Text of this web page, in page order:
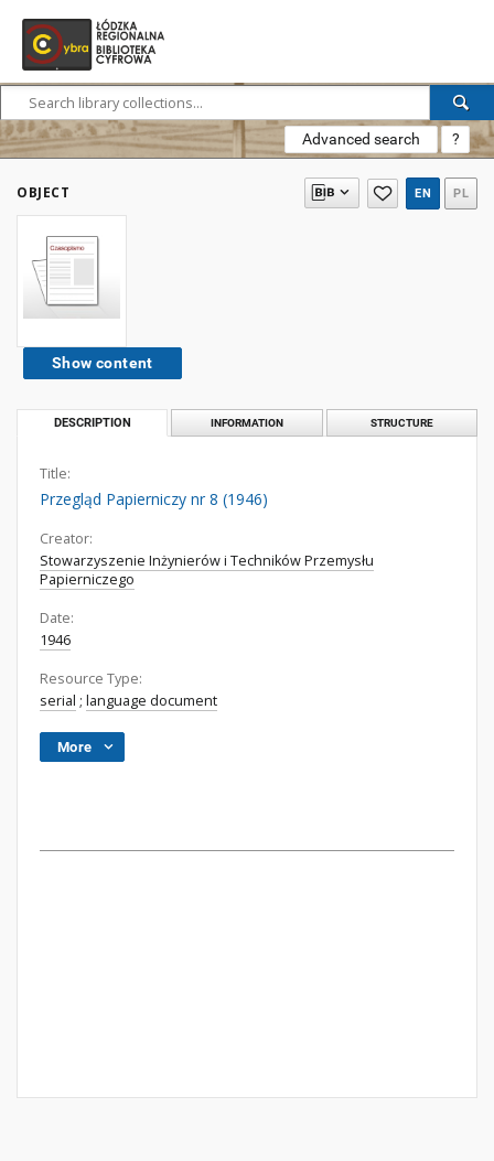
Advanced search ?
OBJECT EN PL
Show content
DESCRIPTION INFORMATION STRUCTURE
Title:
Przegląd Papierniczy nr 8 (1946)
Creator:
Stowarzyszenie Inżynierów i Techników Przemysłu
Papierniczego
Date:
1946
Resource Type:
serial ; language document
More